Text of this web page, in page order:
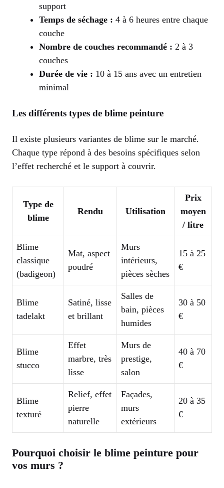
support
Temps de séchage : 4 à 6 heures entre chaque
couche
Nombre de couches recommandé : 2 à 3
couches
Durée de vie : 10 à 15 ans avec un entretien
minimal
Les différents types de blime peinture
Il existe plusieurs variantes de blime sur le marché.
Chaque type répond à des besoins spécifiques selon
l’effet recherché et le support à couvrir.
Type de
blime
Rendu Utilisation
Prix
moyen
/ litre
Blime
classique
(badigeon)
Mat, aspect
poudré
Murs
intérieurs,
pièces sèches
15 à 25
€
Blime
tadelakt
Satiné, lisse
et brillant
Salles de
bain, pièces
humides
30 à 50
€
Blime
stucco
Effet
marbre, très
lisse
Murs de
prestige,
salon
40 à 70
€
Blime
texturé
Relief, effet
pierre
naturelle
Façades,
murs
extérieurs
20 à 35
€
Pourquoi choisir le blime peinture pour
vos murs ?